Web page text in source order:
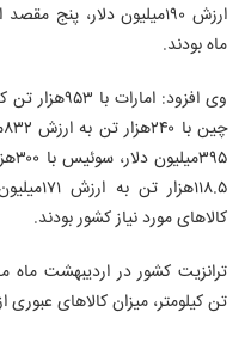
ارزش ۱۹۰میلیون دلار،
ماه بودند.
کالاهای مورد نیاز کشور بودند.
تن کیلومتر، میزان کالاهای